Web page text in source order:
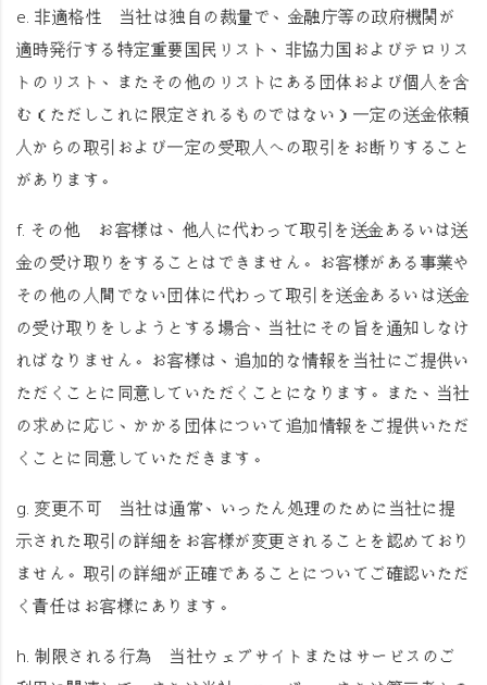
e.非適格性 当社は独自の裁量で、金融庁等の政府機関が
適時発行する特定重要国民リスト、非協力国およびテロリス
トのリスト、またその他のリストにある団体および個人を含
む（ただしこれに限定されるものではない）一定の送金依頼
人からの取引および一定の受取人への取引をお断りすること
があります。
f. その他 お客様は、他人に代わって取引を送金あるいは送
金の受け取りをすることはできません。お客様がある事業や
その他の人間でない団体に代わって取引を送金あるいは送金
の受け取りをしようとする場合、当社にその旨を通知しなけ
ればなりません。お客様は、追加的な情報を当社にご提供い
ただくことに同意していただくことになります。また、当社
の求めに応じ、かかる団体について追加情報をご提供いただ
くことに同意していただきます。
g.変更不可 当社は通常、いったん処理のために当社に提
示された取引の詳細をお客様が変更されることを認めており
ません。取引の詳細が正確であることについてご確認いただ
く責任はお客様にあります。
h.制限される行為 当社ウェブサイトまたはサービスのご